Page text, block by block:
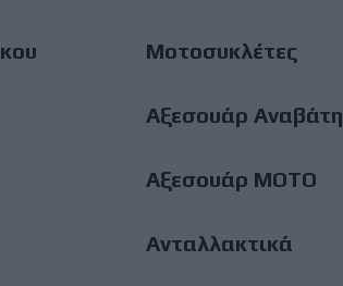
Μοτοσυκλέτες
Αξεσουάρ Αναβάτη
Αξεσουάρ ΜΟΤΟ
Ανταλλακτικά